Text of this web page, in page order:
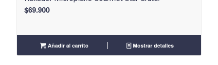
$69.900
Añadir al carrito Mostrar detalles